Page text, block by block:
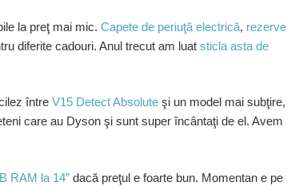
la preţ mai mic. Capete de periuţă electrică, rezerve
diferite cadouri. Anul trecut am luat sticla asta de
între V15 Detect Absoluteşi un model mai subţire,
care au Dyson şi sunt super încântaţi de el. Avem
RAM la 14”dacă preţul e foarte bun. Momentan e pe